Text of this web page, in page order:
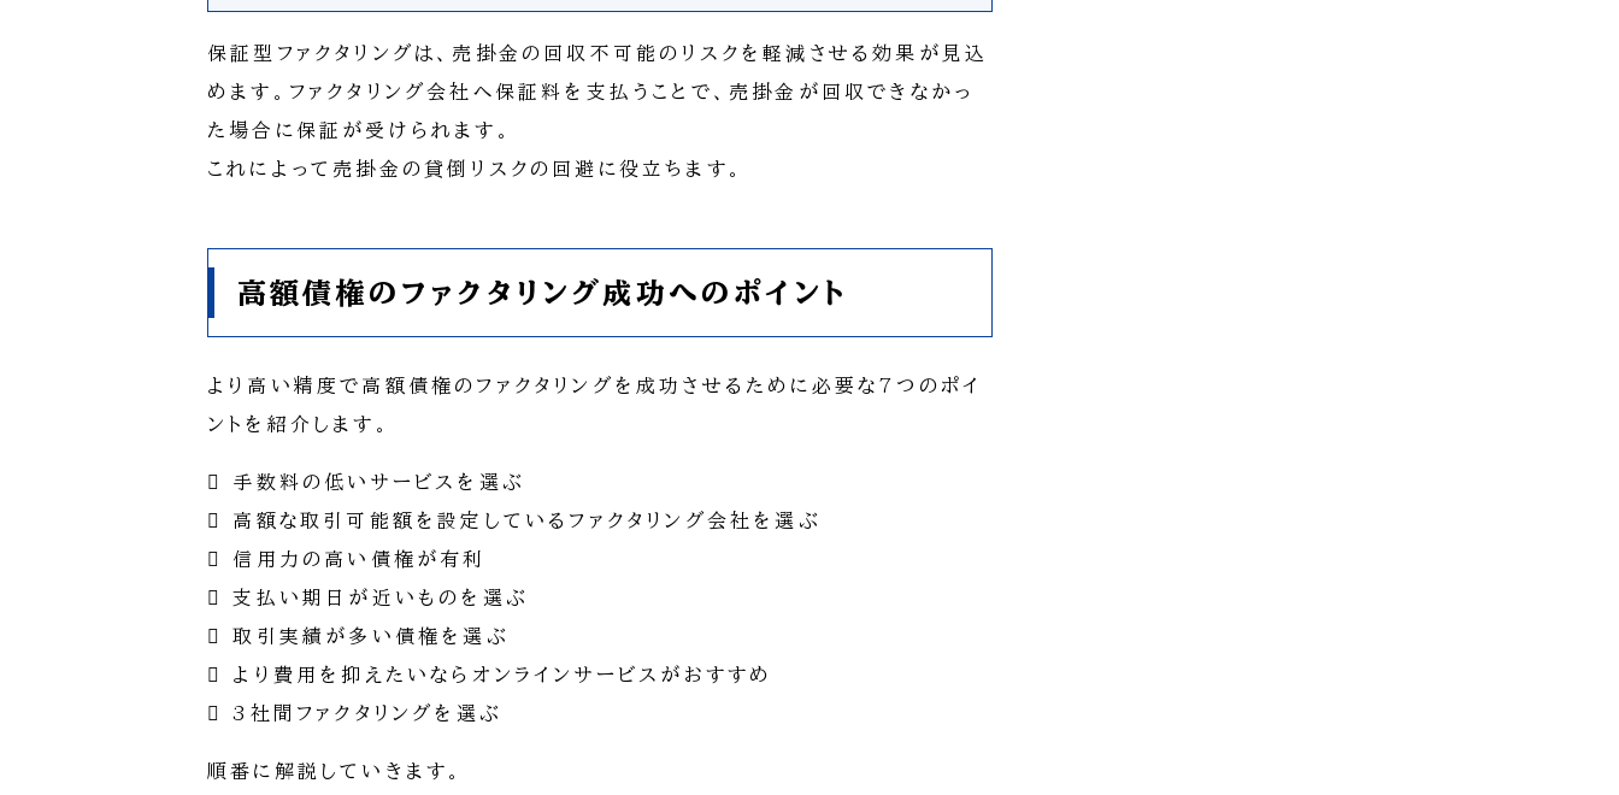
保証型ファクタリングは、売掛金の回収不可能のリスクを軽減させる効果が見込
めます。ファクタリング会社へ保証料を支払うことで、売掛金が回収できなかっ
た場合に保証が受けられます。
これによって売掛金の貸倒リスクの回避に役立ちます。
高額債権のファクタリング成功へのポイント
より高い精度で高額債権のファクタリングを成功させるために必要な7つのポイ
ントを紹介します。
 手数料の低いサービスを選ぶ
 高額な取引可能額を設定しているファクタリング会社を選ぶ
 信用力の高い債権が有利
 支払い期日が近いものを選ぶ
 取引実績が多い債権を選ぶ
 より費用を抑えたいならオンラインサービスがおすすめ
 3社間ファクタリングを選ぶ
順番に解説していきます。